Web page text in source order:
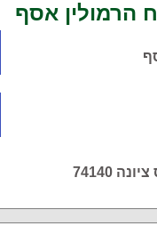
הרמולין אסף